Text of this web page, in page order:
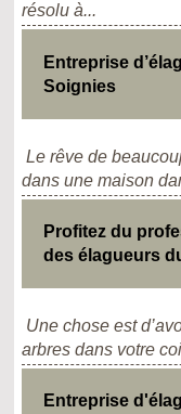
résolu à...
Entreprise
Soignies
Le rêve de
dans une maison
Profitez du
des élagueurs
Une chose est
arbres dans votre
Entreprise